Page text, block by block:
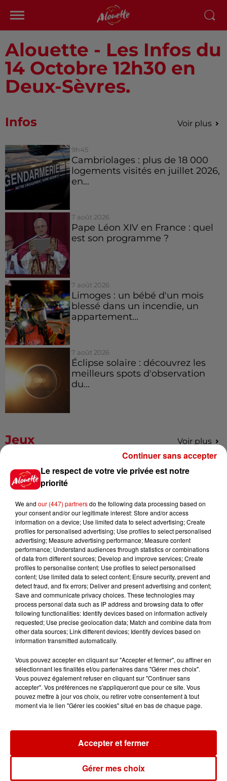
Alouette - Les Infos du
14 Octobre 12h30 en
Deux-Sèvres.
Infos Voir plus
9h45
Cambriolages : plus de 18 000
logements visités en juillet 2026,
en...
7 août 2026
Pape Léon XIV en France : quel
est son programme ?
7 août 2026
Limoges : un bébé d'un mois
blessé dans un incendie, un
appartement...
7 août 2026
Éclipse solaire : découvrez les
meilleurs spots d'observation
du...
Jeux Voir plus
Gagnez vos places pour le
festival Marché Gourmand 2026
Le Duel - Gagnez vos entrées
pour l'un des zoos de nos
régions !
Destination Vacances - Gagnez
votre séjour en famille au cœur
de la...
Destination Vacances : inscrivez-
vous !
Newsletter
Le respect de votre vie privée est notre
priorité
We and our (447) partnersdo the following data processing based on
your consent and/or our legitimate interest: Store and/or access
information on a device; Use limited data to select advertising; Create
profiles for personalised advertising; Use profiles to select personalised
advertising; Measure advertising performance; Measure content
performance; Understand audiences through statistics or combinations
of data from different sources; Develop and improve services; Create
profiles to personalise content; Use profiles to select personalised
content; Use limited data to select content; Ensure security, prevent and
detect fraud, and fix errors; Deliver and present advertising and content;
Save and communicate privacy choices. These technologies may
process personal data such as IP address and browsing data to offer
following functionalities: Identify devices based on information actively
requested; Use precise geolocation data; Match and combine data from
other data sources; Link different devices; Identify devices based on
information transmitted automatically.
Vous pouvez accepter en cliquant sur "Accepter et fermer", ou affiner en
sélectionnant les finalités et/ou partenaires dans "Gérer mes choix".
Vous pouvez également refuser en cliquant sur "Continuer sans
accepter". Vos préférences ne s'appliqueront que pour ce site. Vous
pouvez mettre à jour vos choix, ou retirer votre consentement à tout
moment via le lien "Gérer les cookies" situé en bas de chaque page.
Gérer mes choix
Accepter et fermer
Continuer sans accepter